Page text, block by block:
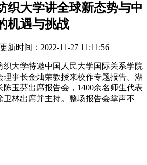
织大学讲全球新态势与中
机遇与挑战
时间：2022-11-27 11:11:56
织大学特邀中国人民大学国际关系学院
事长金灿荣教授来校作专题报告。湖
玉芬出席报告会，1400余名师生代表
卫林出席并主持。整场报告会掌声不